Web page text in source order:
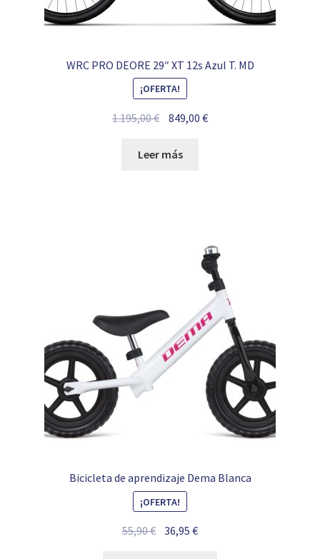
WRC PRO DEORE 29″ XT 12s Azul T. MD
¡OFERTA!
1.195,00€
El
original
849,00 €El
Leer más
Bicicleta de aprendizaje Dema Blanca
¡OFERTA!
55,90€ El36,95€El